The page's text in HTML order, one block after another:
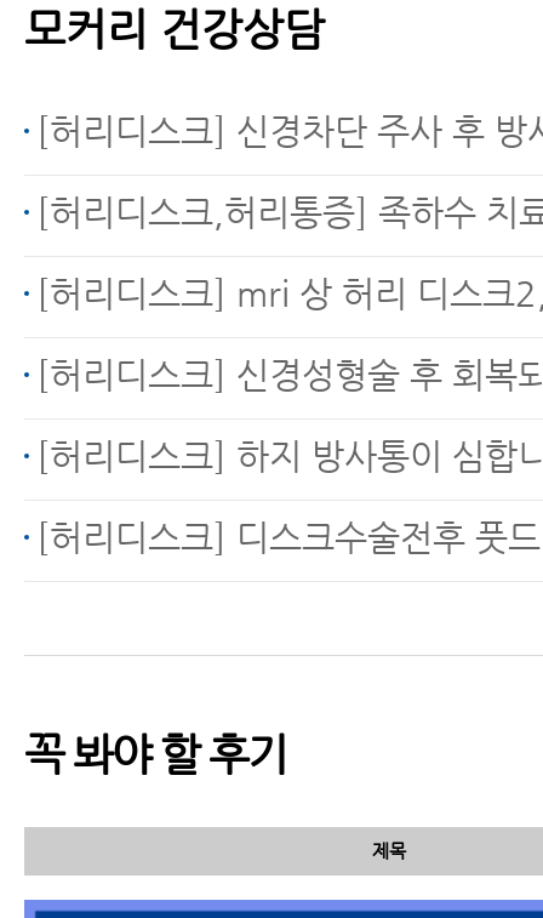
허리디스크 터지면 흡수
되는 이유
허리디스크치료 - 허리
디스크에 신경주사만 계
속 맞으신다고요?
료로 어떻게 좋아질까
퇴행성허리디스크와 허
리디스크탈출의 차이점
모커리 건강상담
[허리디스크] 신경차단 주사 후 방
[허리디스크,허리통증] 족하수 치
[허리디스크] mri 상 허리 디스크2,3번 사이 파열 수액 흘러 왼쪽다리 무릎주변, 허벅
[허리디스크] 신경성형술 후 회복되고 있
[허리디스크] 하지 방사통이 심합
[허리디스크] 디스크수술전후 풋
꼭 봐야 할 후기
제목